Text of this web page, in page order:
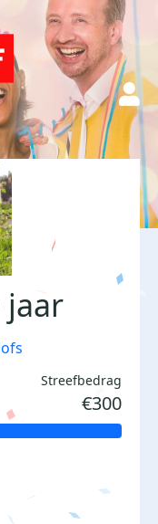
jaar
Streefbedrag
€300